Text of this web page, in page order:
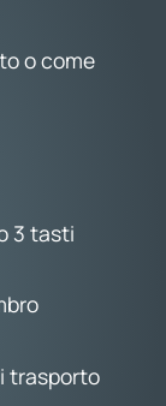
o come
3 tasti
trasporto